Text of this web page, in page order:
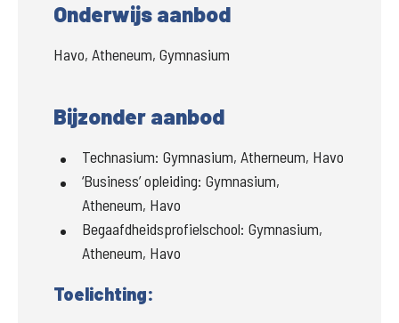
Onderwijs aanbod
Havo, Atheneum, Gymnasium
Bijzonder aanbod
Technasium: Gymnasium, Atherneum, Havo
‘Business’ opleiding: Gymnasium,
Atheneum, Havo
Begaafdheidsprofielschool: Gymnasium,
Atheneum, Havo
Toelichting: